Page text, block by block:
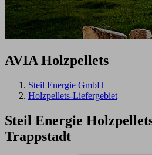
AVIA Holzpellets
Steil Energie GmbH
Holzpellets-Liefergebiet
Steil Energie
Trappstadt